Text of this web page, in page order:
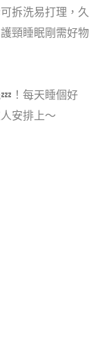
拆洗易打理，久
頸睡眠剛需好物
！每天睡個好
安排上～